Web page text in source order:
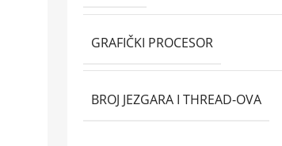
GRAFIČKI PROCESOR
BROJ JEZGARA I THREAD-OVA